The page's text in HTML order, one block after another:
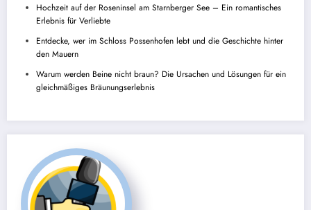
Hochzeit auf der Roseninsel am Starnberger See – Ein romantisches
Erlebnis für Verliebte
Entdecke, wer im Schloss Possenhofen lebt und die Geschichte hinter
den Mauern
Warum werden Beine nicht braun? Die Ursachen und Lösungen für ein
gleichmäßiges Bräunungserlebnis